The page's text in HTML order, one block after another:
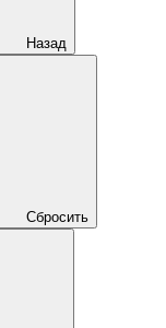
Назад
Сбросить